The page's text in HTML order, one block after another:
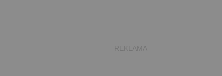
___________________________REKLAMA